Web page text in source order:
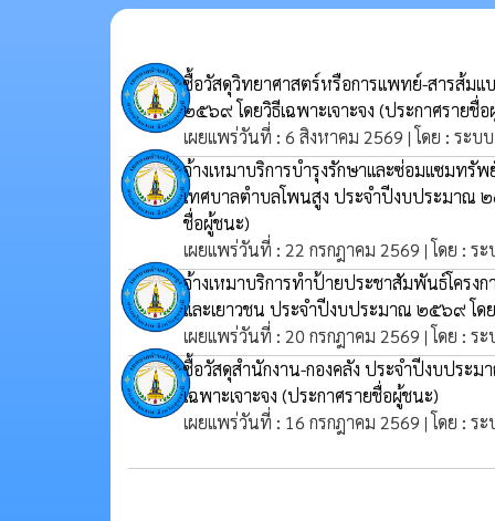
ซื้อวัสดุวิทยาศาสตร์หรือการแพทย์-สารส้มแ
๒๕๖๙ โดยวิธีเฉพาะเจาะจง (ประกาศรายชื่
เผยแพร่วันที่ : 6 สิงหาคม 2569 | โดย : ระบ
จ้างเหมาบริการบำรุงรักษาและซ่อมแซมทรั
เทศบาลตำบลโพนสูง ประจำปีงบประมาณ ๒
ชื่อผู้ชนะ)
เผยแพร่วันที่ : 22 กรกฎาคม 2569 | โดย : ร
จ้างเหมาบริการทำป้ายประชาสัมพันธ์โครงก
และเยาวชน ประจำปีงบประมาณ ๒๕๖๙ โดย
เผยแพร่วันที่ : 20 กรกฎาคม 2569 | โดย : ร
ซื้อวัสดุสำนักงาน-กองคลัง ประจำปีงบประม
เฉพาะเจาะจง (ประกาศรายชื่อผู้ชนะ)
เผยแพร่วันที่ : 16 กรกฎาคม 2569 | โดย : ร